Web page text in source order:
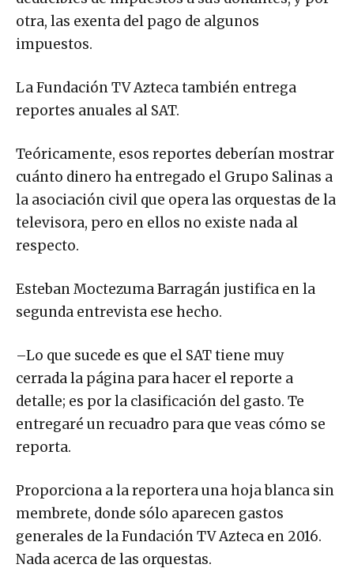
deducibles de impuestos a sus donantes, y por
otra, las exenta del pago de algunos
impuestos.
La Fundación TV Azteca también entrega
reportes anuales al SAT.
Teóricamente, esos reportes deberían mostrar
cuánto dinero ha entregado el Grupo Salinas a
la asociación civil que opera las orquestas de la
televisora, pero en ellos no existe nada al
respecto.
Esteban Moctezuma Barragán justifica en la
segunda entrevista ese hecho.
–Lo que sucede es que el SAT tiene muy
cerrada la página para hacer el reporte a
detalle; es por la clasificación del gasto. Te
entregaré un recuadro para que veas cómo se
reporta.
Proporciona a la reportera una hoja blanca sin
membrete, donde sólo aparecen gastos
generales de la Fundación TV Azteca en 2016.
Nada acerca de las orquestas.